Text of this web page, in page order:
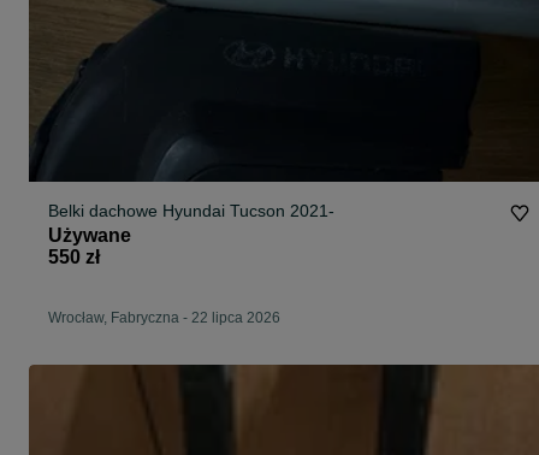
Belki dachowe Hyundai Tucson 2021-
Używane
550 zł
Wrocław, Fabryczna - 22 lipca 2026